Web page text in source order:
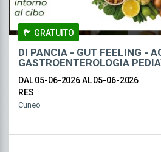
GRATUITO
DI PANCIA - GUT FEELING -
GASTROENTEROLOGIA
DAL 05-06-2026AL 05-06-2026
RES
Cuneo